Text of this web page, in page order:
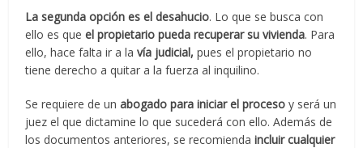
La segunda opción es el desahucio. Lo que se busca con
ello es queel propietario pueda recuperar su vivienda. Para
ello, hace falta ir a lavía judicial,pues el propietario no
tiene derecho a quitar a la fuerza al inquilino.
Se requiere de unabogado para iniciar el proceso y será un
juez el que dictamine lo que sucederá con ello. Además de
los documentos anteriores, se recomiendaincluir cualquier